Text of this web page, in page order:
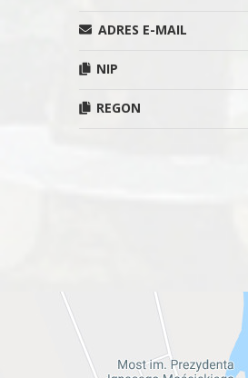
ADRES E-MAIL
NIP
REGON